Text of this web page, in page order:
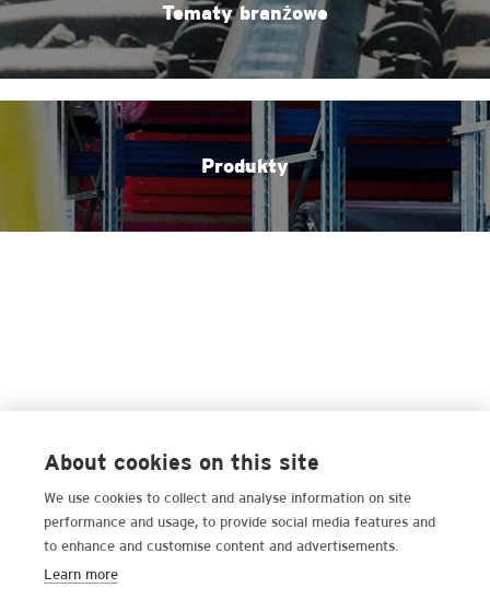
Tematy branżowe
Produkty
About cookies on this site
We use cookies to collect and analyse information on site
performance and usage, to provide social media features and
to enhance and customise content and advertisements.
Learn more